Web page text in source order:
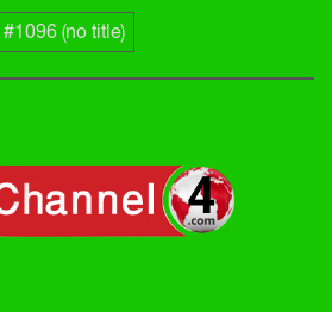
ঝুলন্ত মরদেহ উদ্ধার! পরিবারের দাবি স্বামীর
পরকীয়ার জেরে এ হত্যা
কিশোরগঞ্জ সরকারি বালক উচ্চ বিদ্যালয়ের
ছাত্রাবাসে সবুজের ছোঁয়া, রোপিত হলো ৫
#1096 (no title)